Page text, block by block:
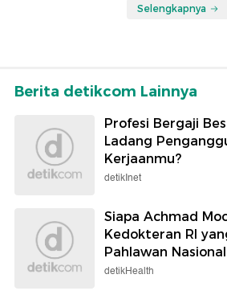
Selengkapnya
Berita detikcom Lainnya
Profesi Bergaji
Ladang
Kerjaanmu?
detikInet
Siapa Achmad
Kedokteran RI
Pahlawan Nasional
detikHealth